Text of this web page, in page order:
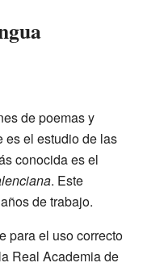
de poemas y
es el estudio de las
conocida es el
. Este
de trabajo.
para el uso correcto
Real Academia de